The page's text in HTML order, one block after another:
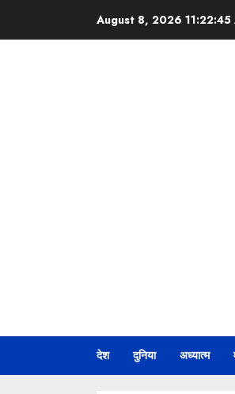
August 8, 2026 11:22:46
देश दुनिया अध्यात्म